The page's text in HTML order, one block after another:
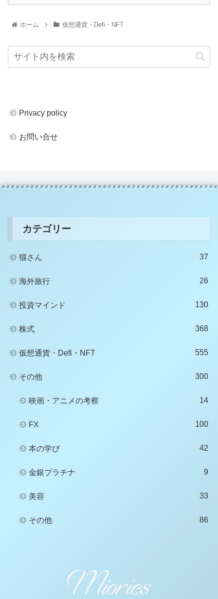
ホーム 仮想通貨・Defi・NFT
Privacy policy
お問い合せ
カテゴリー
猫さん 37
海外旅行 26
投資マインド 130
株式 368
仮想通貨・Defi・NFT 555
その他 300
映画・アニメの考察 14
FX 100
本の学び 42
金銀プラチナ 9
美容 33
その他 86